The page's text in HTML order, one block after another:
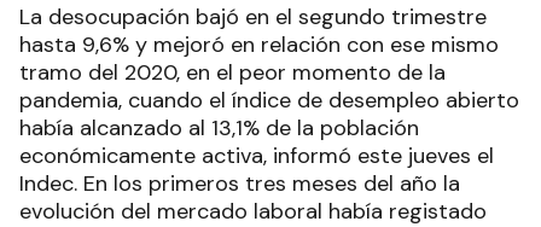
La desocupación bajó en el segundo trimestre
hasta 9,6% y mejoró en relación con ese mismo
tramo del 2020, en el peor momento de la
pandemia, cuando el índice de desempleo abierto
había alcanzado al 13,1% de la población
económicamente activa, informó este jueves el
Indec. En los primeros tres meses del año la
evolución del mercado laboral había registado